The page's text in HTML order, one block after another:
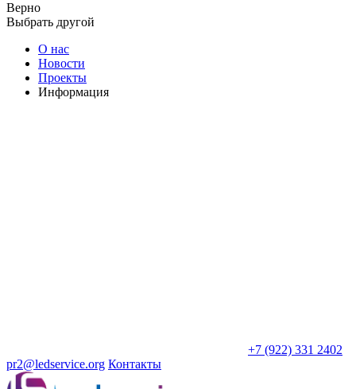
Верно
Выбрать другой
О нас
Новости
Проекты
Информация
+7 (922) 331 2402
pr2@ledservice.org Контакты